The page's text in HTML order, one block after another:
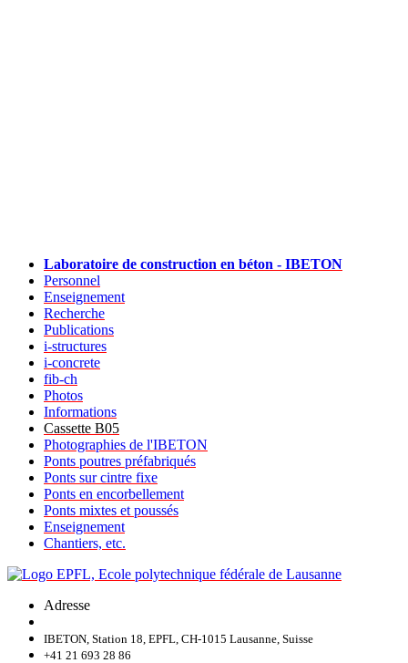
Laboratoire de construction en béton - IBETON
Personnel
Enseignement
Recherche
Publications
i-structures
i-concrete
fib-ch
Photos
Informations
Cassette B05
Photographies de l'IBETON
Ponts poutres préfabriqués
Ponts sur cintre fixe
Ponts en encorbellement
Ponts mixtes et poussés
Enseignement
Chantiers, etc.
Adresse
IBETON, Station 18, EPFL, CH-1015 Lausanne, Suisse
+41 21 693 28 86